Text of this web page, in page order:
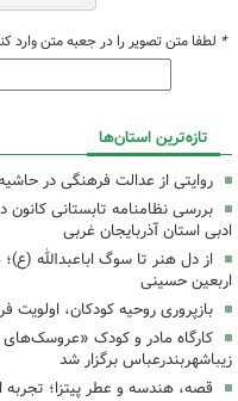
* لطفا متن تصویر را در جعبه متن وارد
تازه‌ترین استان‌ها
روایتی از عدالت فرهنگی در
بررسی نظامنامه تابستانی
ادبی استان آذربایجان غربی
از دل هنر تا سوگ اباعبدالله
اربعین حسینی
بازپروری روحیه کودکان،
کارگاه مادر و کودک
زیباشهربندرعباس برگزار شد
قصه، هندسه و عطر پیتزا؛ تجربه